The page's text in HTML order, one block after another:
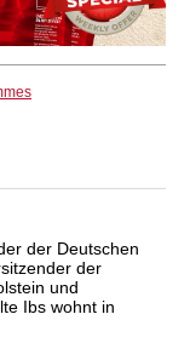
der Deutschen
der
und
Ibs wohnt in